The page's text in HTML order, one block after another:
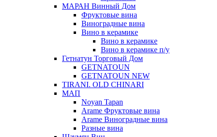
МАРАН Винный Дом
Фруктовые вина
Виноградные вина
Вино в керамике
Вино в керамике
Вино в керамике п/у
Гетнатун Торговый Дом
GETNATOUN
GETNATOUN NEW
TIRANI. OLD CHINARI
МАП
Noyan Tapan
Arame Фруктовые вина
Arame Виноградные вина
Разные вина